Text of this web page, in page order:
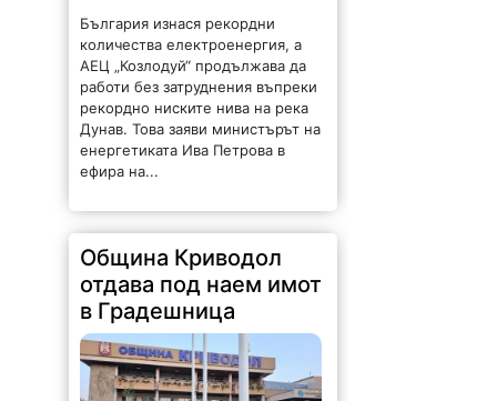
България изнася рекордни
количества електроенергия, а
АЕЦ „Козлодуй“ продължава да
работи без затруднения въпреки
рекордно ниските нива на река
Дунав. Това заяви министърът на
енергетиката Ива Петрова в
ефира на...
Община Криводол
отдава под наем имот
в Градешница